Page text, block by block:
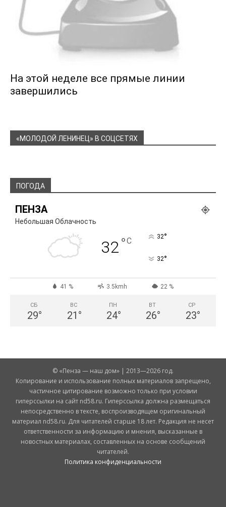
На этой неделе все прямые линии
завершились
«МОЛОДОЙ ЛЕНИНЕЦ» В СОЦСЕТЯХ
ПОГОДА
ПЕНЗА
Небольшая Облачность
32°C 32°
32°
41 % 3.5kmh 22 %
СБ
29°
ВС
21 °
ПН
24°
ВТ
26°
СР
23°
© «Пенза — наш дом» | 2013—2026 год.
Копирование и использование полных материалов запрещено,
частичное цитирование возможно только при условии
гиперссылки на сайт nd58.ru. Гиперссылка должна размещаться
непосредственно в тексте, воспроизводящем оригинальный
материал nd58.ru. Для читателей старше 18 лет. Редакция не несет
ответственности за информацию и мнения, высказанные в
новостных материалах, составленных на основе сообщений
читателей.
Политика конфиденциальности